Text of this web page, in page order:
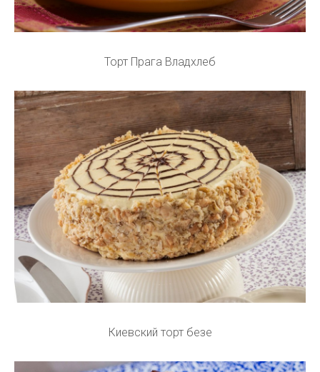
Торт Прага Владхлеб
Киевский торт безе